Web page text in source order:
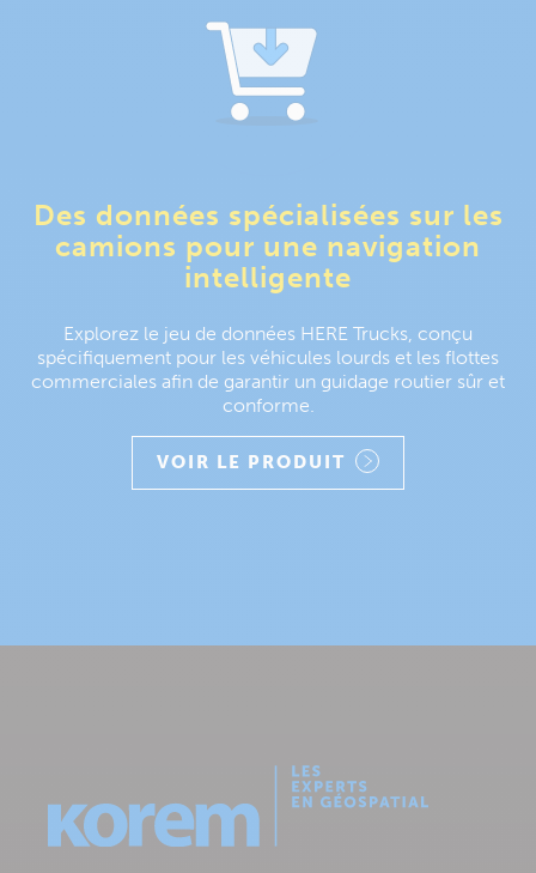
Des données spécialisées sur les
camions pour une navigation
intelligente
Explorez le jeu de données HERE Trucks, conçu
spécifiquement pour les véhicules lourds et les flottes
commerciales afin de garantir un guidage routier sûr et
conforme.
VOIR LE PRODUIT